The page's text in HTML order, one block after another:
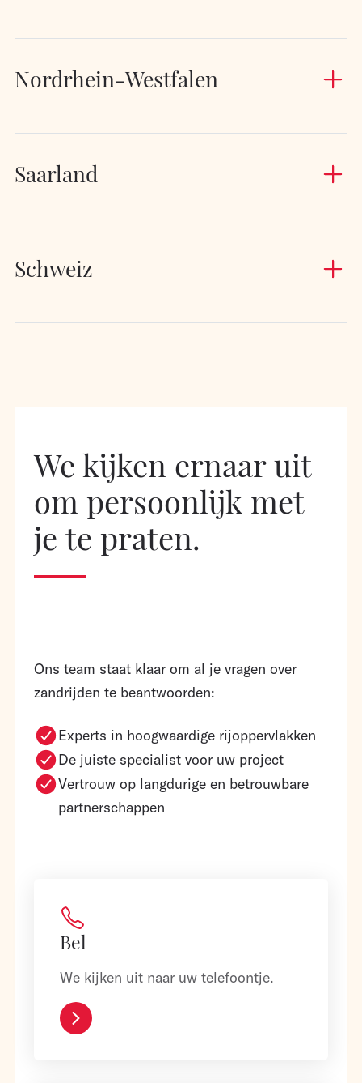
Nordrhein-Westfalen
Saarland
Schweiz
We kijken ernaar uit
om persoonlijk met
je te praten.
Ons team staat klaar om al je vragen over
zandrijden te beantwoorden:
Experts in hoogwaardige rijoppervlakken
De juiste specialist voor uw project
Vertrouw op langdurige en betrouwbare
partnerschappen
Bel
We kijken uit naar uw telefoontje.